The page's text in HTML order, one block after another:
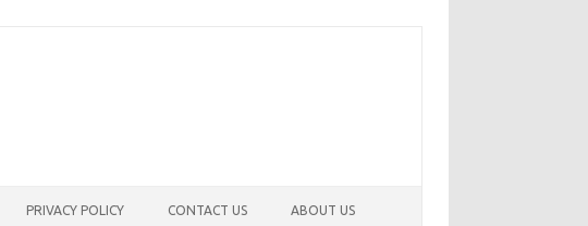
PRIVACY POLICY CONTACT US ABOUT US